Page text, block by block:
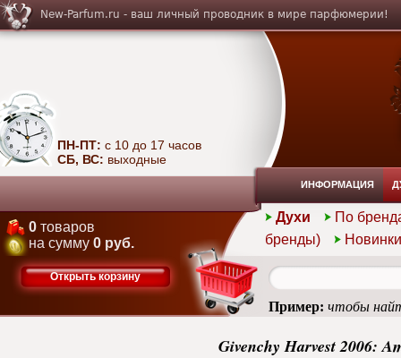
Givenchy Harvest 2006:
New-Parfum.ru - ваш личный проводник в мире парфюмерии!
ПН-ПТ: с 10 до 17 часов
СБ, ВС: выходные
ИНФОРМАЦИЯ
Духи
По
бренды)
Новинки
0 товаров
на сумму 0 руб.
Открыть корзину
Пример: чтобы